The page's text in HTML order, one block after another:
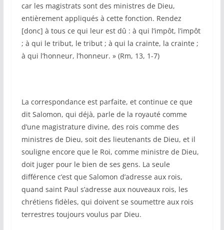
car les magistrats sont des ministres de Dieu,
entièrement appliqués à cette fonction. Rendez
[donc] à tous ce qui leur est dû : à qui l’impôt, l’impôt
; à qui le tribut, le tribut ; à qui la crainte, la crainte ;
à qui l’honneur, l’honneur. » (Rm, 13, 1-7)
La correspondance est parfaite, et continue ce que
dit Salomon, qui déjà, parle de la royauté comme
d’une magistrature divine, des rois comme des
ministres de Dieu, soit des lieutenants de Dieu, et il
souligne encore que le Roi, comme ministre de Dieu,
doit juger pour le bien de ses gens. La seule
différence c’est que Salomon d’adresse aux rois,
quand saint Paul s’adresse aux nouveaux rois, les
chrétiens fidèles, qui doivent se soumettre aux rois
terrestres toujours voulus par Dieu.